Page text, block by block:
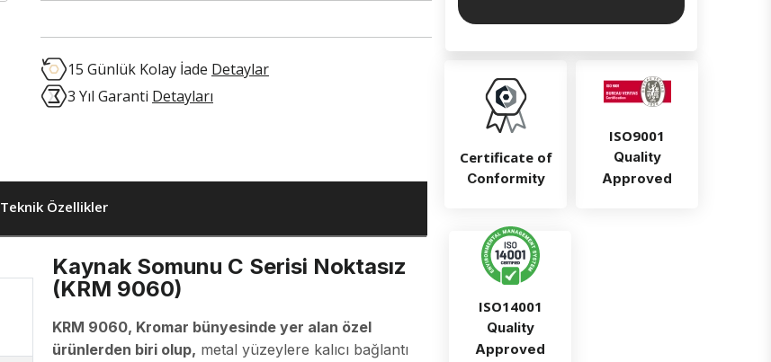
15 Günlük Kolay İade Detaylar
3 Yıl Garanti Detayları
Teknik Özellikler
Kaynak Somunu C Serisi Noktasız
(KRM 9060)
KRM 9060, Kromar bünyesinde yer alan özel
ürünlerden biri olup, metal yüzeylere kalıcı bağlantı
Certificate of
Conformity
ISO9001
Quality
Approved
ISO14001
Quality
Approved